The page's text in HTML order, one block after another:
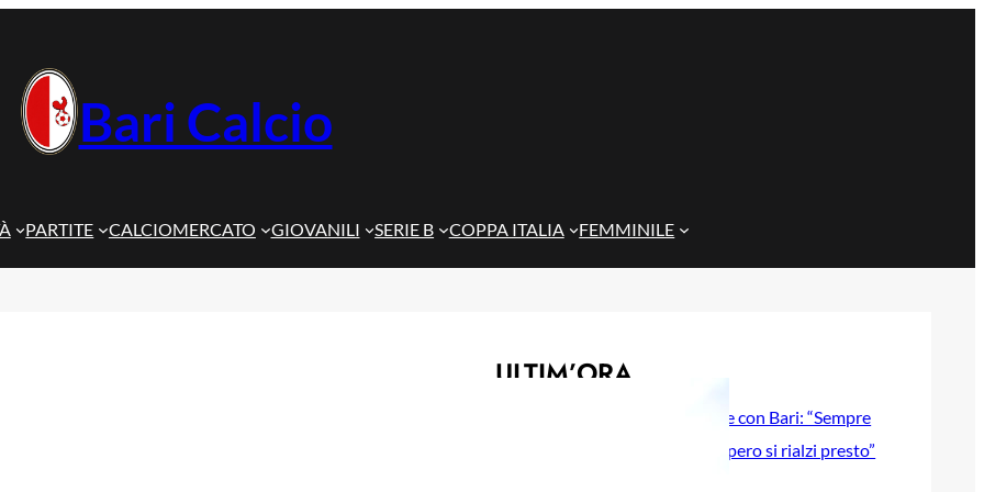
Bari Calcio
PARTITE CALCIOMERCATO GIOVANILI SERIE B COPPA ITALIA FEMMINILE
ULTIM’ORA
Gazzi e il legame con Bari: “Sempre
nel mio cuore, spero si rialzi presto”